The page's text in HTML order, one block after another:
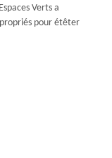
Verts a
pour étêter